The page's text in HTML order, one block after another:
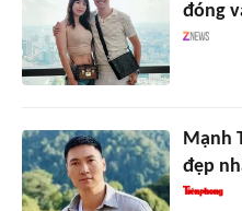
đóng
Mạnh
đẹp